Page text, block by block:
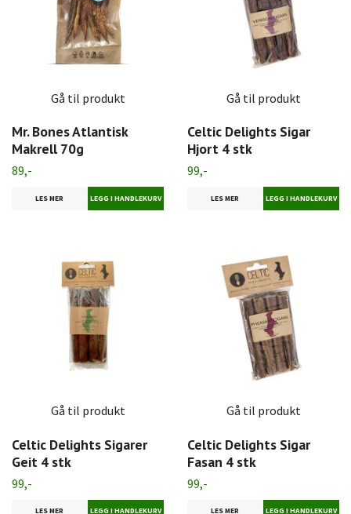
Gå til produkt
Mr. Bones Atlantisk
Makrell 70g
89,-
LES MER
Gå til produkt
Celtic Delights Sigar
Hjort 4 stk
99,-
LES MER
Gå til produkt
Celtic Delights Sigarer
Geit 4 stk
99,-
LES MER
Gå til produkt
Celtic Delights Sigar
Fasan 4 stk
99,-
LES MER